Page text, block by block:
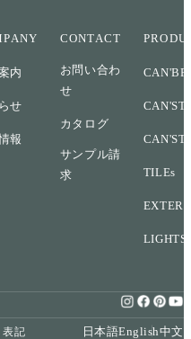
内
せ
報
CONTACT
お問い合わ
せ
カタログ
サンプル請
求
TILEs
LIGHTS
表記 日本語English中文